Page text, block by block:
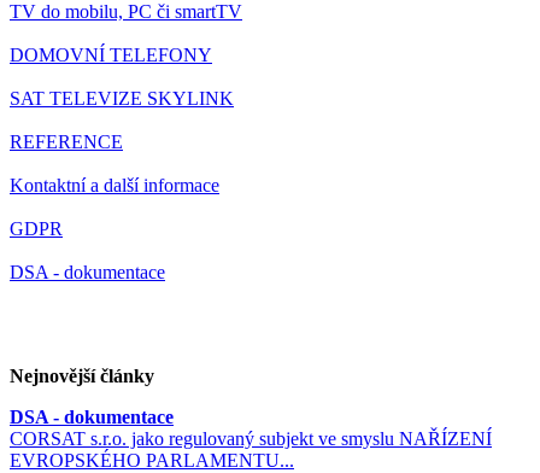
TV do mobilu, PC či smartTV
DOMOVNÍ TELEFONY
SAT TELEVIZE SKYLINK
REFERENCE
Kontaktní a další informace
GDPR
DSA - dokumentace
Nejnovější články
DSA - dokumentace
CORSAT s.r.o. jako regulovaný subjekt ve smyslu NAŘÍZENÍ
EVROPSKÉHO PARLAMENTU...